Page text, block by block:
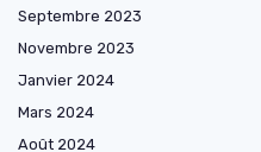
Septembre 2023
Novembre 2023
Janvier 2024
Mars 2024
Août 2024